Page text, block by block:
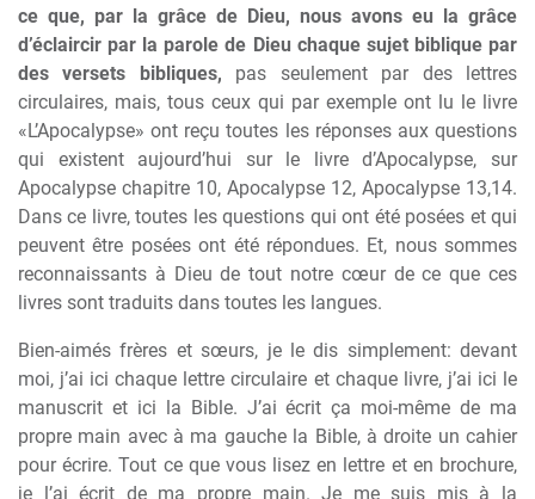
ce que, par la grâce de Dieu, nous avons eu la grâce
d’éclaircir par la parole de Dieu chaque sujet biblique par
des versets bibliques, pas seulement par des lettres
circulaires, mais, tous ceux qui par exemple ont lu le livre
«L’Apocalypse» ont reçu toutes les réponses aux questions
qui existent aujourd’hui sur le livre d’Apocalypse, sur
Apocalypse chapitre 10, Apocalypse 12, Apocalypse 13,14.
Dans ce livre, toutes les questions qui ont été posées et qui
peuvent être posées ont été répondues. Et, nous sommes
reconnaissants à Dieu de tout notre cœur de ce que ces
livres sont traduits dans toutes les langues.
Bien-aimés frères et sœurs, je le dis simplement: devant
moi, j’ai ici chaque lettre circulaire et chaque livre, j’ai ici le
manuscrit et ici la Bible. J’ai écrit ça moi-même de ma
propre main avec à ma gauche la Bible, à droite un cahier
pour écrire. Tout ce que vous lisez en lettre et en brochure,
je l’ai écrit de ma propre main. Je me suis mis à la